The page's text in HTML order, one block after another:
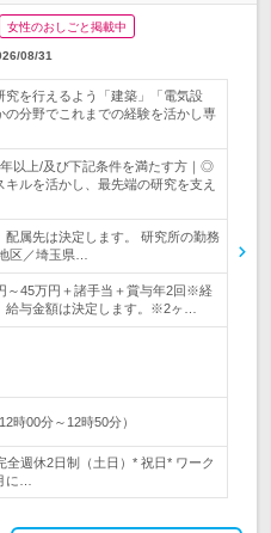
女性のおしごと掲載中
08/31
究を行えるよう「建築」「電気設
の分野でこれまでの経験を活かし専
年以上/及び下記条件を満たす方｜◎
ルを活かし、最先端の研究を支え
属先は決定します。 研究所の勤務
区／埼玉県…
～45万円＋諸手当＋賞与年2回※経
給与金額は決定します。※2ヶ…
時00分～12時50分）
週休2日制（土日）* 祝日* ワーク
に…